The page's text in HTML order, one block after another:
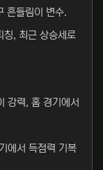
흔들림이 변수.
칭, 최근 상승세로
강력, 홈 경기에서
에서 득점력 기복